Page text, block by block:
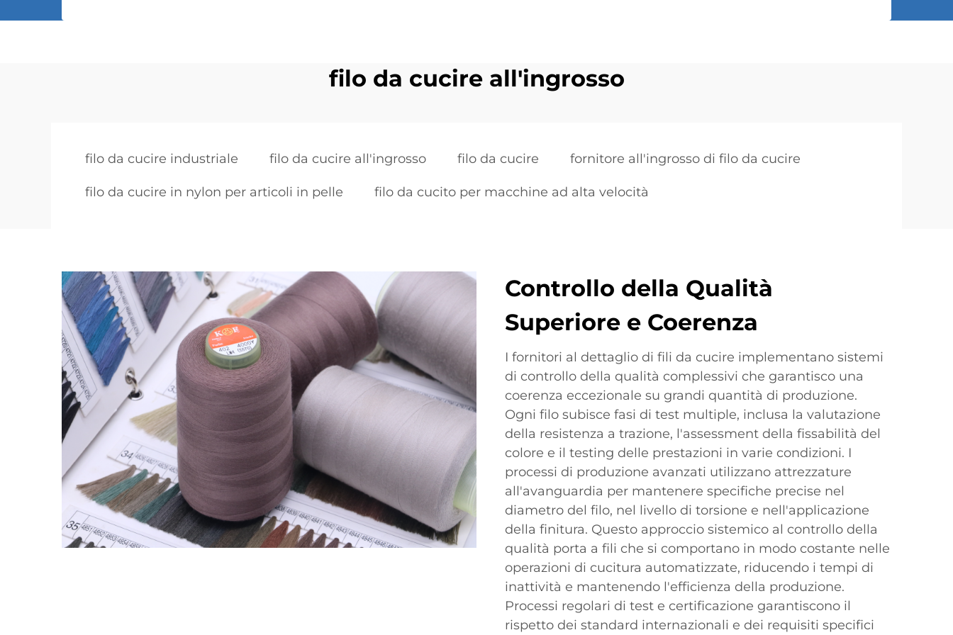
filo da cucire all'ingrosso
filo da cucire industriale filo da cucire all'ingrosso filo da cucire fornitore all'ingrosso di filo da cucire
filo da cucire in nylon per articoli in pelle filo da cucito per macchine ad alta velocità
Controllo della Qualità
Superiore e Coerenza
I fornitori al dettaglio di fili da cucire implementano sistemi
di controllo della qualità complessivi che garantisco una
coerenza eccezionale su grandi quantità di produzione.
Ogni filo subisce fasi di test multiple, inclusa la valutazione
della resistenza a trazione, l'assessment della fissabilità del
colore e il testing delle prestazioni in varie condizioni. I
processi di produzione avanzati utilizzano attrezzature
all'avanguardia per mantenere specifiche precise nel
diametro del filo, nel livello di torsione e nell'applicazione
della finitura. Questo approccio sistemico al controllo della
qualità porta a fili che si comportano in modo costante nelle
operazioni di cucitura automatizzate, riducendo i tempi di
inattività e mantenendo l'efficienza della produzione.
Processi regolari di test e certificazione garantiscono il
rispetto dei standard internazionali e dei requisiti specifici